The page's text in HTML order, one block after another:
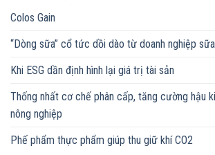
Colos Gain
“Dòng sữa” cổ tức dồi dào từ doanh nghiệp
Khi ESG dần định hình lại giá trị tài sản
Thống nhất cơ chế phân cấp, tăng cường hậu
nông nghiệp
Phế phẩm thực phẩm giúp thu giữ khí CO2